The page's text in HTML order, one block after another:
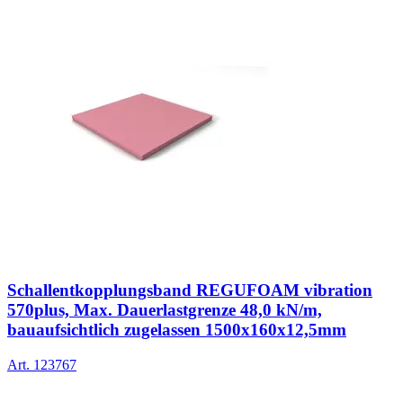
Schallentkopplungsband REGUFOAM vibration
570plus, Max. Dauerlastgrenze 48,0 kN/m,
bauaufsichtlich zugelassen 1500x160x12,5mm
Art. 123767